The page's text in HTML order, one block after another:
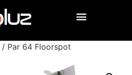
/ Par 64 Floorspot